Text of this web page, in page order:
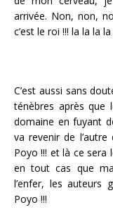
arrivée. Non, non,
c’est le roi !!! la la la
C’est aussi sans
ténèbres après que
domaine en fuyant
va revenir de
Poyo !!! et là ce sera
en tout cas que
l’enfer, les auteurs
Poyo !!!